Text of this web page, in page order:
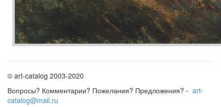
© art-catalog 2003-2020
Вопросы? Комментарии? Пожелания? Предложения? - art-
catalog@mail.ru